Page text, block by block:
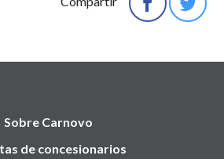
Sobre Carnovo
de concesionarios